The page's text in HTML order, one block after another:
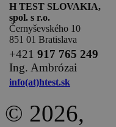
H TEST SLOVAKIA,
spol. s r.o.
Černyševského 10
851 01 Bratislava
+421 917 765 249
Ing. Ambrózai
info(at)htest.sk
© 2026,